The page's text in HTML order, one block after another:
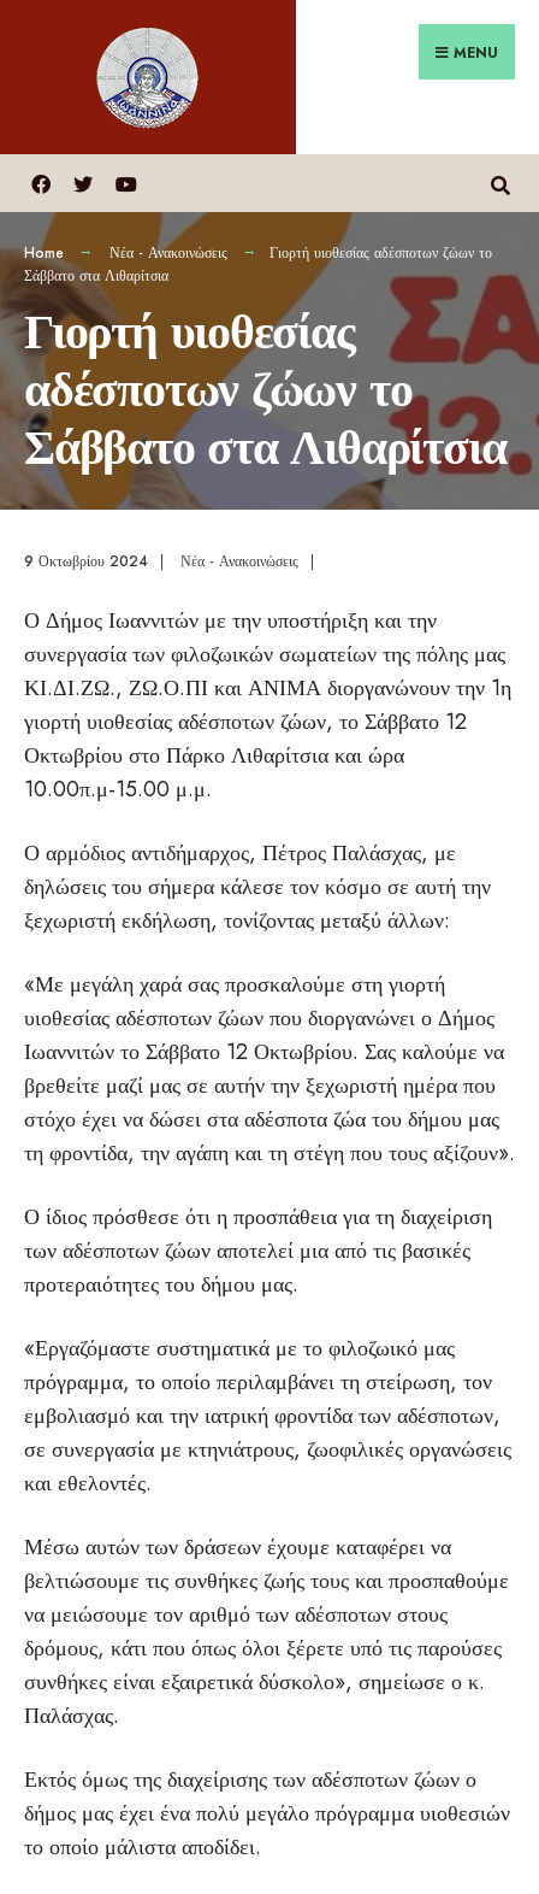
MENU
Home Νέα - Ανακοινώσεις
Γιορτή υιοθεσίας αδέσποτων ζώων το
Σάββατο στα Λιθαρίτσια
Γιορτή υιοθεσίας
αδέσποτων ζώων το
Σάββατο στα Λιθαρίτσια
9 Οκτωβρίου 2024 | Νέα - Ανακοινώσεις |
Ο Δήμος Ιωαννιτών με την υποστήριξη και την
συνεργασία των φιλοζωικών σωματείων της πόλης μας
ΚΙ.ΔΙ.ΖΩ., ΖΩ.Ο.ΠΙ και ΑΝΙΜΑ διοργανώνουν την 1η
γιορτή υιοθεσίας αδέσποτων ζώων, το Σάββατο 12
Οκτωβρίου στο Πάρκο Λιθαρίτσια και ώρα
10.00π.μ-15.00 μ.μ.
Ο αρμόδιος αντιδήμαρχος, Πέτρος Παλάσχας, με
δηλώσεις του σήμερα κάλεσε τον κόσμο σε αυτή την
ξεχωριστή εκδήλωση, τονίζοντας μεταξύ άλλων:
«Με μεγάλη χαρά σας προσκαλούμε στη γιορτή
υιοθεσίας αδέσποτων ζώων που διοργανώνει ο Δήμος
Ιωαννιτών το Σάββατο 12 Οκτωβρίου. Σας καλούμε να
βρεθείτε μαζί μας σε αυτήν την ξεχωριστή ημέρα που
στόχο έχει να δώσει στα αδέσποτα ζώα του δήμου μας
τη φροντίδα, την αγάπη και τη στέγη που τους αξίζουν».
Ο ίδιος πρόσθεσε ότι η προσπάθεια για τη διαχείριση
των αδέσποτων ζώων αποτελεί μια από τις βασικές
προτεραιότητες του δήμου μας.
«Εργαζόμαστε συστηματικά με το φιλοζωικό μας
πρόγραμμα, το οποίο περιλαμβάνει τη στείρωση, τον
εμβολιασμό και την ιατρική φροντίδα των αδέσποτων,
σε συνεργασία με κτηνιάτρους, ζωοφιλικές οργανώσεις
και εθελοντές.
Μέσω αυτών των δράσεων έχουμε καταφέρει να
βελτιώσουμε τις συνθήκες ζωής τους και προσπαθούμε
να μειώσουμε τον αριθμό των αδέσποτων στους
δρόμους, κάτι που όπως όλοι ξέρετε υπό τις παρούσες
συνθήκες είναι εξαιρετικά δύσκολο», σημείωσε ο κ.
Παλάσχας.
Εκτός όμως της διαχείρισης των αδέσποτων ζώων ο
δήμος μας έχει ένα πολύ μεγάλο πρόγραμμα υιοθεσιών
το οποίο μάλιστα αποδίδει.